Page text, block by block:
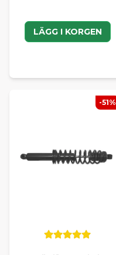
LÄGG I KORGEN
-51%